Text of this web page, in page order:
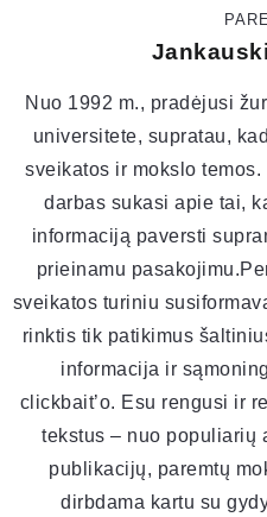
Nuo 1992 m., pradėjusi
universitete, supratau,
sveikatos ir mokslo
darbas sukasi apie tai,
informaciją paversti
prieinamu
sveikatos turiniu
rinktis tik patikimus
informacija ir
clickbait’o. Esu rengusi ir
tekstus – nuo populiarių
publikacijų, paremtų
dirbdama kartu su